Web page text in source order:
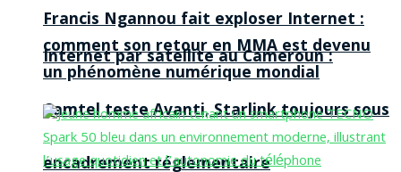
Internet par satellite au Cameroun :
Camtel teste Avanti, Starlink toujours sous
encadrement réglementaire
Francis Ngannou fait exploser Internet :
comment son retour en MMA est devenu
un phénomène numérique mondial